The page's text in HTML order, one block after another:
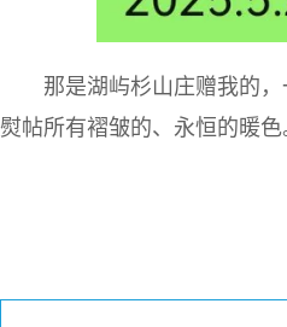
那是湖屿杉山庄赠我的
熨帖所有褶皱的、永恒的暖